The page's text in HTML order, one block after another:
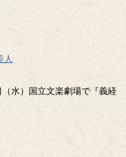
人
水）国立文楽劇場で『義経